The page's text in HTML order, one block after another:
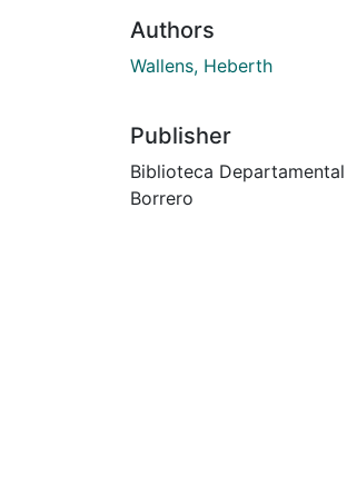
Authors
Wallens, Heberth
Publisher
Biblioteca
Borrero